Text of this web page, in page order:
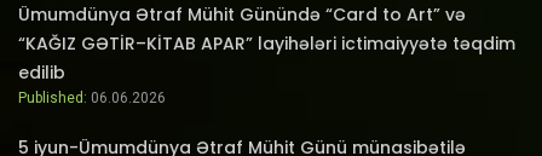
Ümumdünya Ətraf Mühit Günündə “Card to Art” və
“KAĞIZ GƏTİR–KİTAB APAR” layihələri ictimaiyyətə təqdim
edilib
Published: 06.06.2026
5 iyun-Ümumdünya Ətraf Mühit Günü münasibətilə